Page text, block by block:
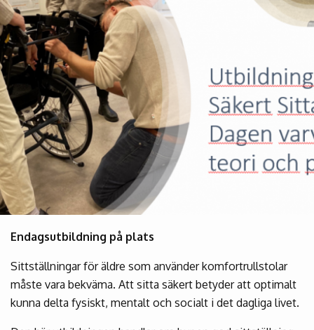
Endagsutbildning på plats
Sittställningar för äldre som använder komfortrullstolar
måste vara bekväma. Att sitta säkert betyder att optimalt
kunna delta fysiskt, mentalt och socialt i det dagliga livet.